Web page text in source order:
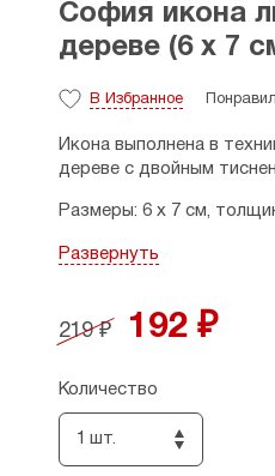
София икона
дереве (6 х 7
В Избранное
Икона выполнена в
дереве с двойным
Размеры: 6 х 7 см,
День памяти: 30 сентября
Развернуть
219 ₽ 192 ₽
Количество
1 шт.